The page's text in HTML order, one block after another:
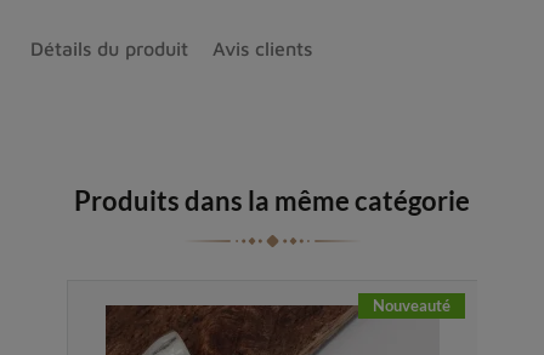
Détails du produit Avis clients
Produits dans la même catégorie
Nouveauté